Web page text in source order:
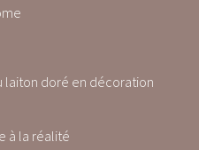
laiton doré en décoration
à la réalité